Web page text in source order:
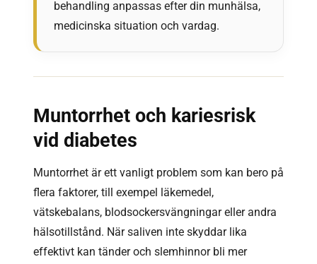
behandling anpassas efter din munhälsa,
medicinska situation och vardag.
Muntorrhet och kariesrisk
vid diabetes
Muntorrhet är ett vanligt problem som kan bero på
flera faktorer, till exempel läkemedel,
vätskebalans, blodsockersvängningar eller andra
hälsotillstånd. När saliven inte skyddar lika
effektivt kan tänder och slemhinnor bli mer